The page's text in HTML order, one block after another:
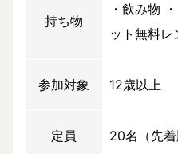
持ち物
・飲み物
ット無料レ
参加対象 12歳以上
定員 20名（先着